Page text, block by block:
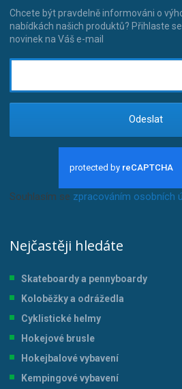
Chcete být pravdelně informováni o
nabídkách našich produktů? Přihlaste
novinek na Váš e-mail
Odeslat
Souhlasím se zpracováním osobních
Nejčastěji hledáte
Skateboardy a pennyboardy
Koloběžky a odrážedla
Cyklistické helmy
Hokejové brusle
Hokejbalové vybavení
Kempingové vybavení